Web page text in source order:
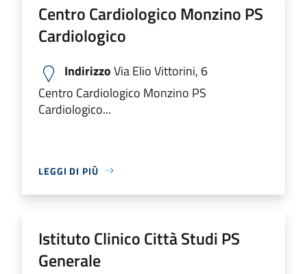
Centro Cardiologico Monzino PS
Cardiologico
IndirizzoVia Elio Vittorini, 6
Centro Cardiologico Monzino PS
Cardiologico...
LEGGI DI PIÙ
Istituto Clinico Città Studi PS
Generale